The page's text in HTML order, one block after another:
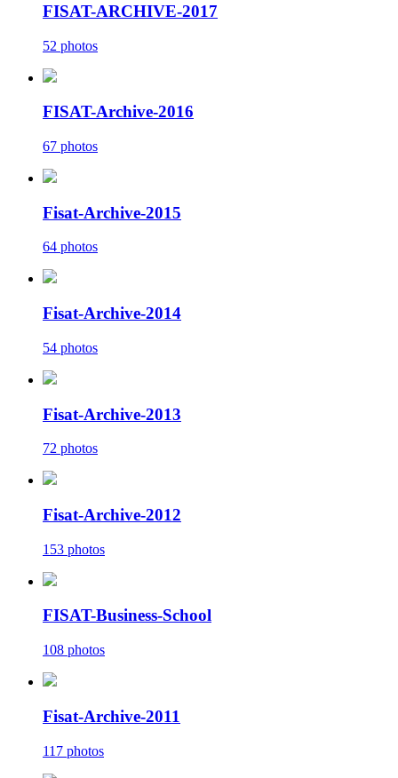
FISAT-ARCHIVE-2017
52 photos
FISAT-Archive-2016
67 photos
Fisat-Archive-2015
64 photos
Fisat-Archive-2014
54 photos
Fisat-Archive-2013
72 photos
Fisat-Archive-2012
153 photos
FISAT-Business-School
108 photos
Fisat-Archive-2011
117 photos